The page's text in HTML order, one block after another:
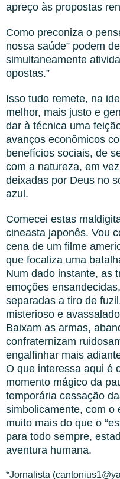
apreço às propostas
Como preconiza o
nossa saúde” podem
simultaneamente
opostas.”
Isso tudo remete, na
melhor, mais justo e
dar à técnica uma
avanços econômicos
benefícios sociais, de
com a natureza, em
deixadas por Deus no
azul.
Comecei estas
cineasta japonês. Vou
cena de um filme
que focaliza uma
Num dado instante, as
emoções
separadas a tiro de
misterioso e
Baixam as armas,
confraternizam
engalfinhar mais
O que interessa aqui é
momento mágico da
temporária cessação
simbolicamente, com o
muito mais do que o
para todo sempre,
aventura humana.
*Jornalista